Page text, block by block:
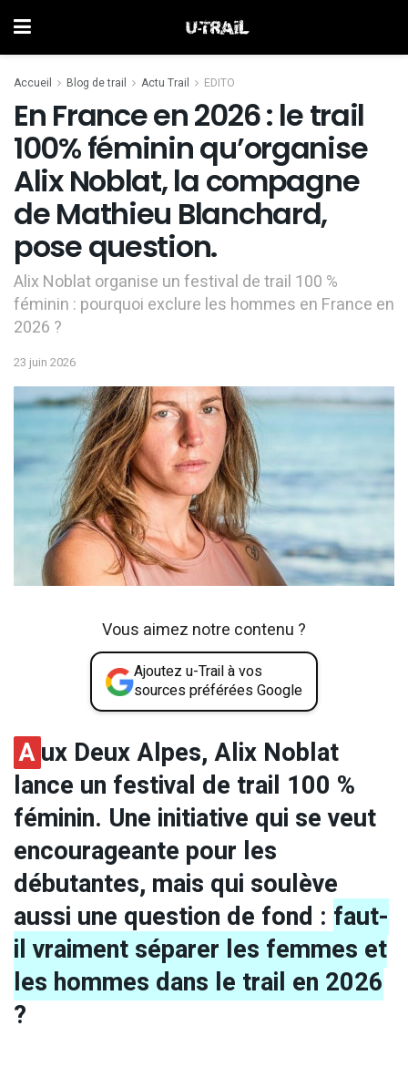
Accueil Blog de trail Actu Trail EDITO
En France en 2026 : le trail
100% féminin qu’organise
Alix Noblat, la compagne
de Mathieu Blanchard,
pose question.
Alix Noblat organise un festival de trail 100 %
féminin : pourquoi exclure les hommes en France en
2026 ?
23 juin 2026
Vous aimez notre contenu ?
Ajoutez u-Trail à vos
sources préférées Google
Aux Deux Alpes, Alix Noblat
lance un festival de trail 100 %
féminin. Une initiative qui se veut
encourageante pour les
débutantes, mais qui soulève
aussi une question de fond : faut-
il vraiment séparer les femmes et
les hommes dans le trail en 2026
?